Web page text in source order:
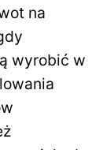
na
wyrobić w